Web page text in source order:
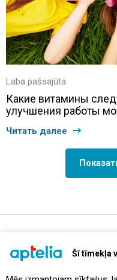
Šī tīmekļa
Laba pašsajūta
Какие витамины
улучшения работы
Читать далее